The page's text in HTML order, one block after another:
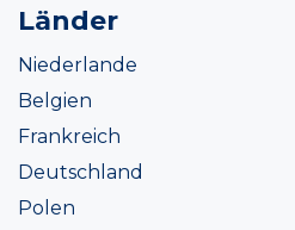
Länder
Niederlande
Belgien
Frankreich
Deutschland
Polen